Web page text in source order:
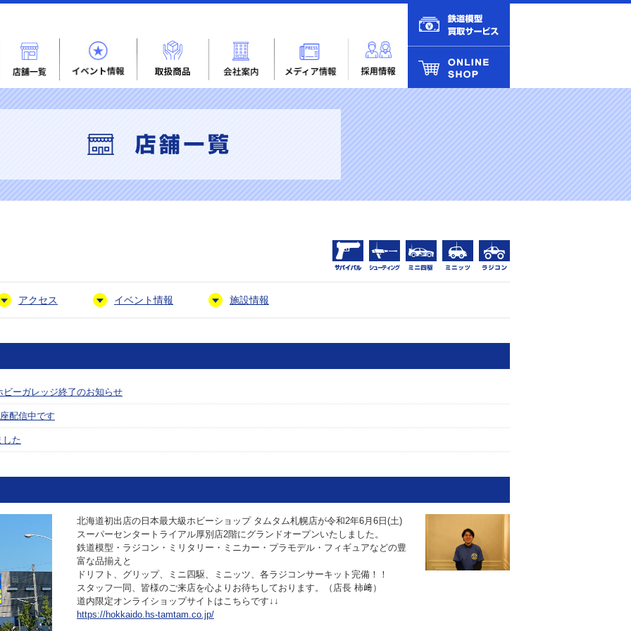
アクセス イベント情報 施設情報
ーガレッジ終了のお知らせ
配信中です
した
北海道初出店の日本最大級ホビーショップ タムタム札幌店が令和2年6月6日(土)
スーパーセンタートライアル厚別店2階にグランドオープンいたしました。
鉄道模型・ラジコン・ミリタリー・ミニカー・プラモデル・フィギュアなどの豊
富な品揃えと
ドリフト、グリップ、ミニ四駆、ミニッツ、各ラジコンサーキット完備！！
スタッフ一同、皆様のご来店を心よりお待ちしております。（店長 柿﨑）
道内限定オンライショップサイトはこちらです↓↓
https://hokkaido.hs-tamtam.co.jp/